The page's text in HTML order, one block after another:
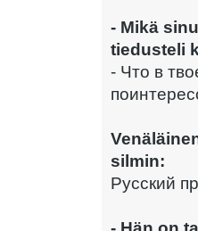
- Mikä
tiedusteli
- Что в
silmin:
Русский